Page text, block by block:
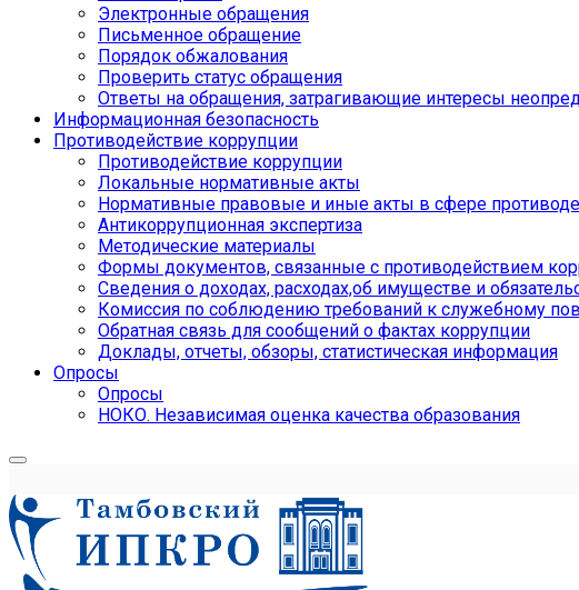
Электронные обращения
Письменное обращение
Порядок обжалования
Проверить статус обращения
Ответы на обращения, затрагивающие интересы
Информационная безопасность
Противодействие коррупции
Противодействие коррупции
Локальные нормативные акты
Нормативные правовые и иные акты в сфере
Антикоррупционная экспертиза
Методические материалы
Формы документов, связанные с противодействием
Сведения о доходах, расходах,об имуществе и
Комиссия по соблюдению требований к служебному
Обратная связь для сообщений о фактах коррупции
Доклады, отчеты, обзоры, статистическая информация
Опросы
Опросы
НОКО. Независимая оценка качества образования